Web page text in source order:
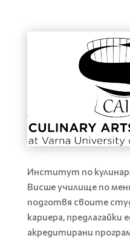
Институт по
Висше училище по
подготвя своите
кариера,
акредитирани